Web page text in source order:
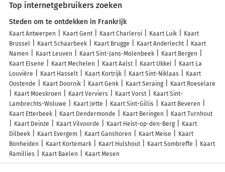
Top internetgebruikers zoeken
Steden om te ontdekken in Frankrijk
Kaart Antwerpen Kaart Gent Kaart Charleroi Kaart Luik
Kaart
Brussel
Kaart Schaarbeek Kaart Brugge Kaart Anderlecht
Kaart
Namen
Kaart Leuven Kaart Sint-Jans-Molenbeek
Kaart Bergen
Kaart Elsene
Kaart Mechelen Kaart Aalst Kaart Ukkel
Kaart La
Louvière
Kaart Hasselt Kaart Kortrijk Kaart Sint-Niklaas
Kaart
Oostende
Kaart Doornik Kaart Genk Kaart Seraing
Kaart Roeselare
Kaart Moeskroen
Kaart Verviers Kaart Vorst
Kaart Sint-
Lambrechts-Woluwe
Kaart Jette Kaart Sint-Gillis
Kaart Beveren
Kaart Etterbeek
Kaart Dendermonde Kaart Beringen
Kaart Turnhout
Kaart Deinze
Kaart Vilvoorde Kaart Heist-op-den-Berg
Kaart
Dilbeek
Kaart Evergem Kaart Ganshoren Kaart Meise
Kaart
Bonheiden
Kaart Kortemark Kaart Hulshout Kaart Sombreffe
Kaart
Ramillies
Kaart Baelen Kaart Mesen